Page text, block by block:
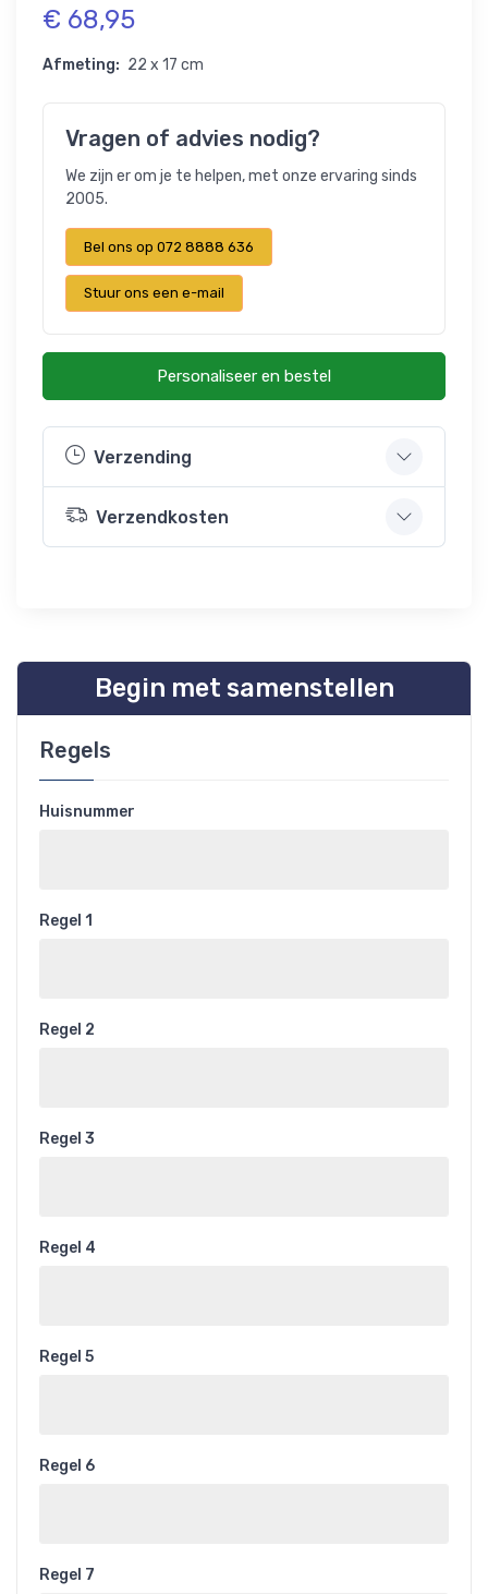
€ 68,95
Afmeting: 22 x 17 cm
Vragen of advies nodig?
We zijn er om je te helpen, met onze ervaring sinds
2005.
Bel ons op 072 8888 636
Stuur ons een e-mail
Personaliseer en bestel
Verzending
Verzendkosten
Begin met samenstellen
Regels
Huisnummer
Regel 1
Regel 2
Regel 3
Regel 4
Regel 5
Regel 6
Regel 7